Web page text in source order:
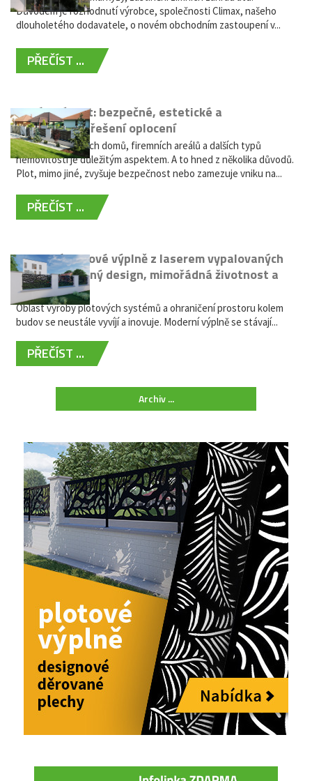
Důvodem je rozhodnutí výrobce, společnosti Climax, našeho
dlouholetého dodavatele, o novém obchodním zastoupení v...
PŘEČÍST ...
Hliníkový plot: bezpečné, estetické a
bezúdržbové řešení oplocení
Oplocení rodinných domů, firemních areálů a dalších typů
nemovitostí je důležitým aspektem. A to hned z několika důvodů.
Plot, mimo jiné, zvyšuje bezpečnost nebo zamezuje vniku na...
PŘEČÍST ...
Moderní plotové výplně z laserem vypalovaných
kovů: výjimečný design, mimořádná životnost a
žádná údržba
Oblast výroby plotových systémů a ohraničení prostoru kolem
budov se neustále vyvíjí a inovuje. Moderní výplně se stávají...
PŘEČÍST ...
Archiv ...